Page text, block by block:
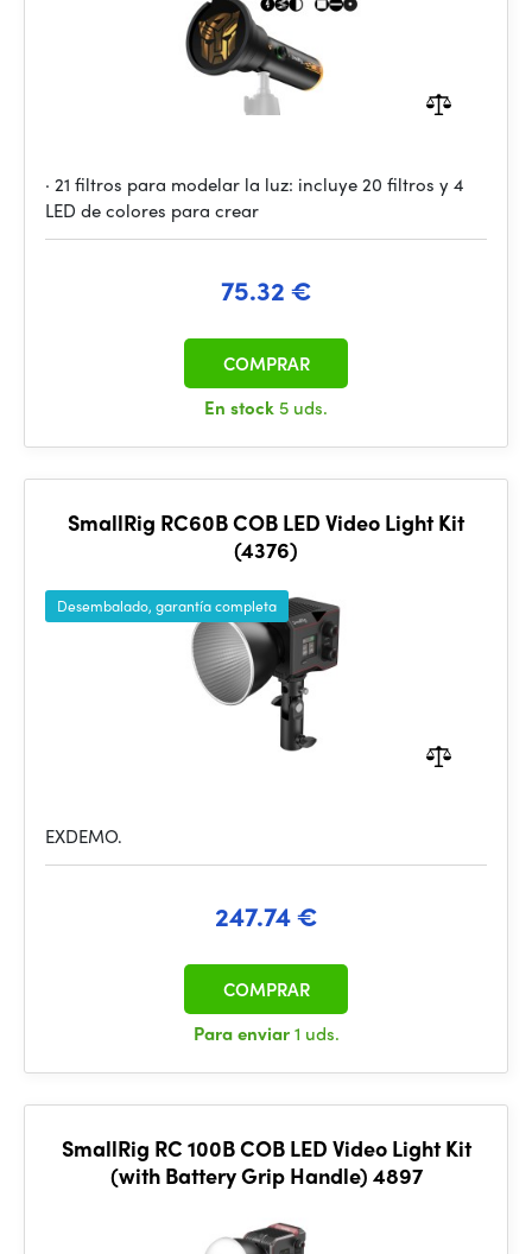
· 21 filtros para modelar la luz: incluye 20 filtros y 4
LED de colores para crear
75.32 €
En stock 5 uds.
COMPRAR
SmallRig RC60B COB LED Video Light Kit
(4376)
Desembalado, garantía completa
EXDEMO.
247.74 €
Para enviar1 uds.
COMPRAR
SmallRig RC 100B COB LED Video Light Kit
(with Battery Grip Handle) 4897